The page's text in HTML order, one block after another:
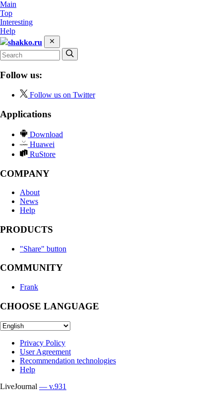
Main
Top
Interesting
Help
shakko.ru
Follow us:
Follow us on Twitter
Applications
Download
Huawei
RuStore
COMPANY
About
News
Help
PRODUCTS
"Share" button
COMMUNITY
Frank
CHOOSE LANGUAGE
Privacy Policy
User Agreement
Recommendation technologies
Help
LiveJournal — v.931